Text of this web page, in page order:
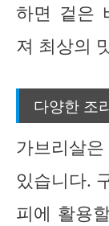
하면 겉은
져 최상의
다양한 조
가브리살
있습니다.
피에 활용